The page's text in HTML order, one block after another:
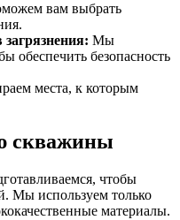
вам выбрать
Мы
обеспечить безопасность
места, к которым
скважины
чтобы
Мы используем только
материалы.